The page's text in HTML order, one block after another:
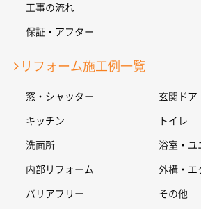
工事の流れ
保証・アフター
リフォーム施工例一覧
窓・シャッター 玄関ドア
キッチン トイレ
洗面所 浴室・ユ
内部リフォーム 外構・エ
バリアフリー その他